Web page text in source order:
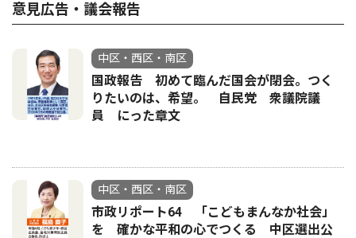
意見広告・議会報告
中区・西区・南区
国政報告 初めて臨んだ国会が閉会。つく
りたいのは、希望。 自民党 衆議院議
員 にった章文
中区・西区・南区
市政リポート64 「こどもまんなか社会」
を 確かな平和の心でつくる 中区選出公